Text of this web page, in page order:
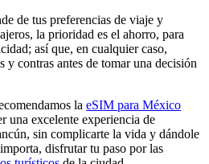
de tus preferencias de viaje y
la prioridad es el ahorro, para
así que, en cualquier caso,
y contras antes de tomar una decisión
la eSIM para México
una excelente experiencia de
sin complicarte la vida y dándole
disfrutar tu paso por las